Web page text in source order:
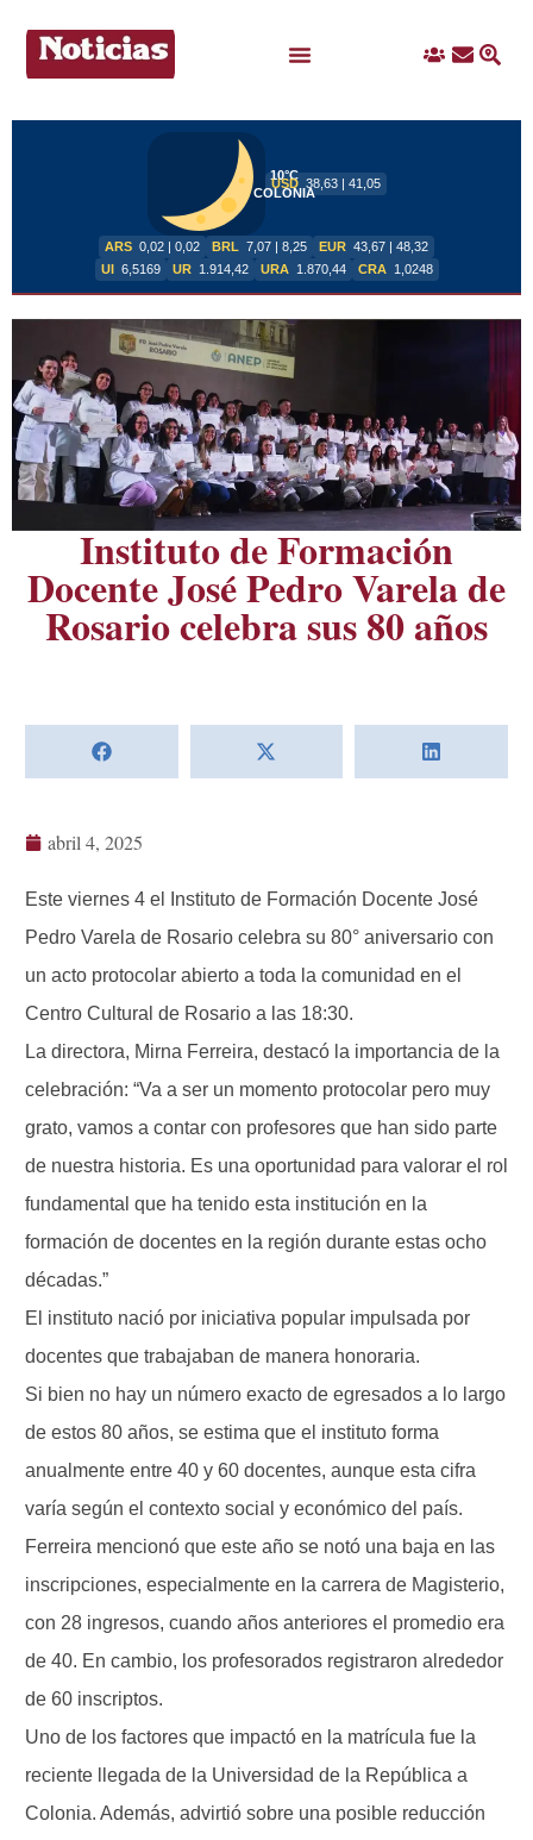
IngresoContacto
10°C
COLONIA
USD 38,63 | 41,05
ARS 0,02 | 0,02 BRL 7,07 | 8,25 EUR 43,67 | 48,32
UI 6,5169 UR 1.914,42 URA 1.870,44 CRA 1,0248
Instituto de Formación
Docente José Pedro Varela de
Rosario celebra sus 80 años
abril 4, 2025
Este viernes 4 el Instituto de Formación Docente José
Pedro Varela de Rosario celebra su 80° aniversario con
un acto protocolar abierto a toda la comunidad en el
Centro Cultural de Rosario a las 18:30.
La directora, Mirna Ferreira, destacó la importancia de la
celebración: “Va a ser un momento protocolar pero muy
grato, vamos a contar con profesores que han sido parte
de nuestra historia. Es una oportunidad para valorar el rol
fundamental que ha tenido esta institución en la
formación de docentes en la región durante estas ocho
décadas.”
El instituto nació por iniciativa popular impulsada por
docentes que trabajaban de manera honoraria.
Si bien no hay un número exacto de egresados a lo largo
de estos 80 años, se estima que el instituto forma
anualmente entre 40 y 60 docentes, aunque esta cifra
varía según el contexto social y económico del país.
Ferreira mencionó que este año se notó una baja en las
inscripciones, especialmente en la carrera de Magisterio,
con 28 ingresos, cuando años anteriores el promedio era
de 40. En cambio, los profesorados registraron alrededor
de 60 inscriptos.
Uno de los factores que impactó en la matrícula fue la
reciente llegada de la Universidad de la República a
Colonia. Además, advirtió sobre una posible reducción